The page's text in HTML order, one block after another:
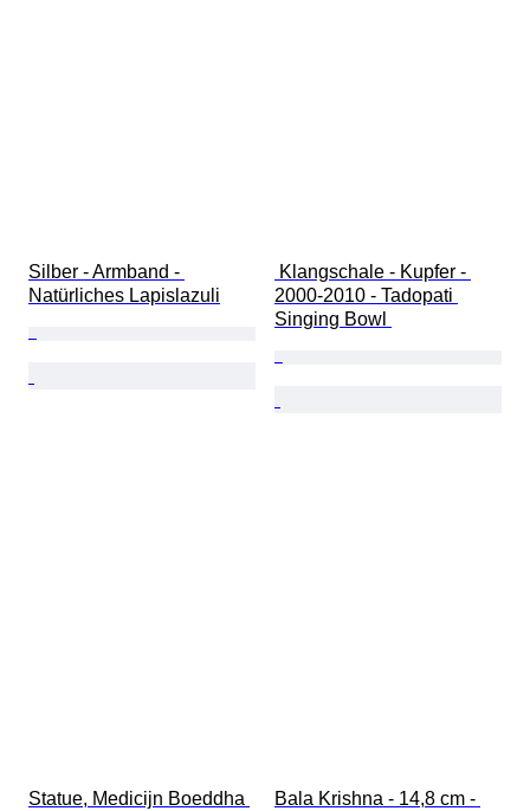
Silber - Armband -
Natürliches Lapislazuli
2000-2010 - Tadopati
Singing Bowl
Statue, Medicijn Boeddha
Bala Krishna - 14,8 cm -